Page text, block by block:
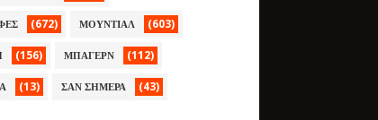
(672) ΜΟΥΝΤΙΑΛ (603)
(156) ΜΠΑΓΕΡΝ (112)
(13) ΣΑΝ ΣΗΜΕΡΑ (43)